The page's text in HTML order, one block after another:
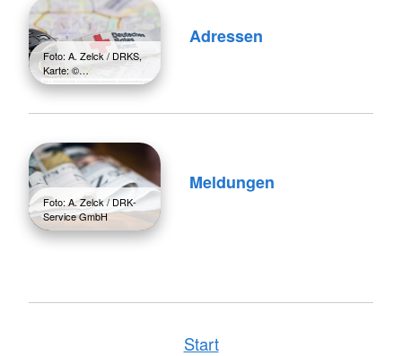
Foto: A. Zelck / DRKS,
Karte: ©…
Adressen
Foto: A. Zelck / DRK-
Service GmbH
Meldungen
Start